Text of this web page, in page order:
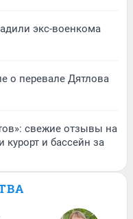
экс-военкома
о перевале Дятлова
свежие отзывы на
и бассейн за